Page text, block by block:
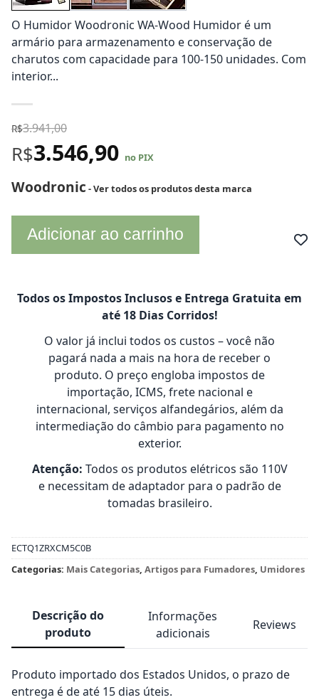
O Humidor Woodronic WA-Wood Humidor é um
armário para armazenamento e conservação de
charutos com capacidade para 100-150 unidades. Com
interior...
R$3.941,00
R$3.546,90 no PIX
Woodronic - Ver todos os produtos desta marca
Adicionar ao carrinho
Todos os Impostos Inclusos e Entrega Gratuita em
até 18 Dias Corridos!
O valor já inclui todos os custos – você não
pagará nada a mais na hora de receber o
produto. O preço engloba impostos de
importação, ICMS, frete nacional e
internacional, serviços alfandegários, além da
intermediação do câmbio para pagamento no
exterior.
Atenção: Todos os produtos elétricos são 110V
e necessitam de adaptador para o padrão de
tomadas brasileiro.
ECTQ1ZRXCM5C0B
Categorias: Mais Categorias, Artigos para Fumadores, Umidores
Descrição do
produto
Informações
adicionais
Reviews
Produto importado dos Estados Unidos, o prazo de
entrega é de até 15 dias úteis.